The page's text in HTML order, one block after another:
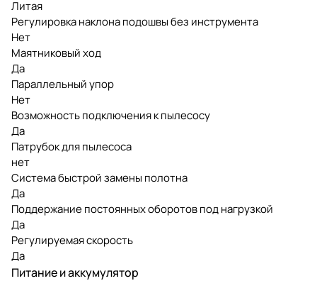
Литая
Регулировка наклона подошвы без инструмента
Нет
Маятниковый ход
Да
Параллельный упор
Нет
Возможность подключения к пылесосу
Да
Патрубок для пылесоса
нет
Система быстрой замены полотна
Да
Поддержание постоянных оборотов под нагрузкой
Да
Регулируемая скорость
Да
Питание и аккумулятор